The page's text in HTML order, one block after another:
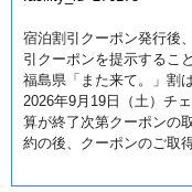
宿泊割引クーポン発行後
引クーポンを提示するこ
福島県「また来て。」割
2026年9月19日（土）チ
算が終了次第クーポンの
約の後、クーポンのご取